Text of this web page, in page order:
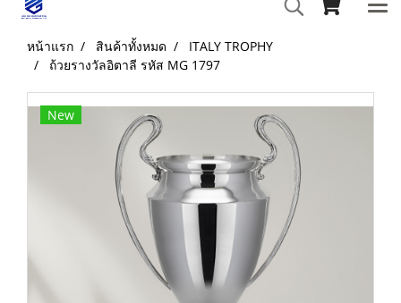
หน้าแรก สินค้าทั้งหมด
ITALY TROPHY
ถ้วยรางวัลอิตาลี รหัส MG 1797
New